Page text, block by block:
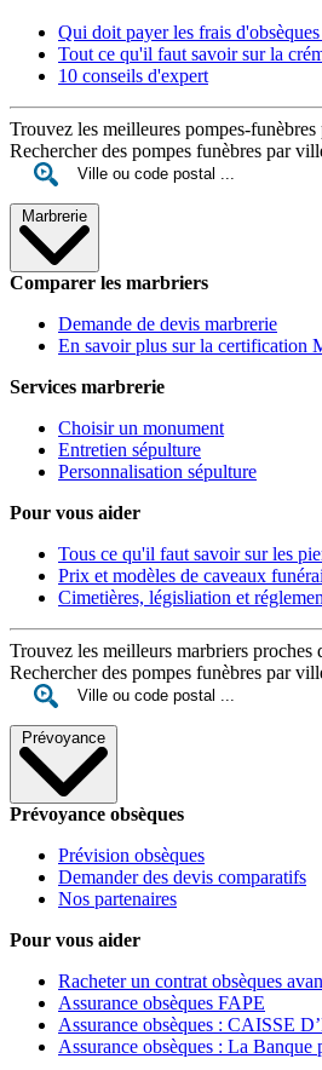
Qui doit payer les frais d'obsèques
Tout ce qu'il faut savoir sur la
10 conseils d'expert
Trouvez les meilleures pompes-
Rechercher des pompes funèbres par
Marbrerie
Comparer les marbriers
Demande de devis marbrerie
En savoir plus sur la certification
Services marbrerie
Choisir un monument
Entretien sépulture
Personnalisation sépulture
Pour vous aider
Tous ce qu'il faut savoir sur les
Prix et modèles de caveaux
Cimetières, législiation et
Trouvez les meilleurs marbriers proches
Rechercher des pompes funèbres par
Prévoyance
Prévoyance obsèques
Prévision obsèques
Demander des devis comparatifs
Nos partenaires
Pour vous aider
Racheter un contrat obsèques
Assurance obsèques FAPE
Assurance obsèques : CAISSE
Assurance obsèques : La Banque